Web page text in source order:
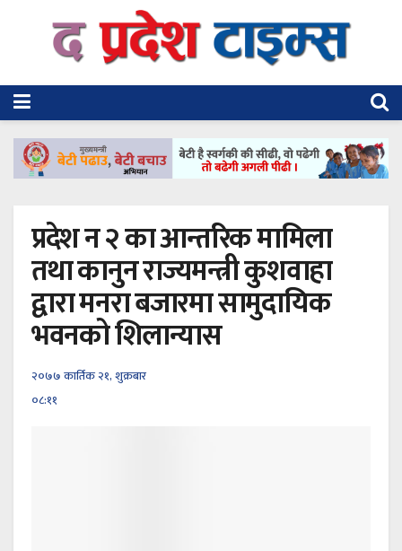
प्रदेश न २ का आन्तरिक मामिला
तथा कानुन राज्यमन्त्री कुशवाहा
द्वारा मनरा बजारमा सामुदायिक
भवनको शिलान्यास
२०७७ कार्तिक २१, शुक्रबार
०८:११